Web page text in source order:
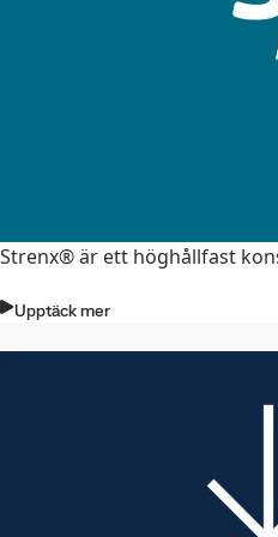
Strenx® är ett höghållfast
Upptäck mer